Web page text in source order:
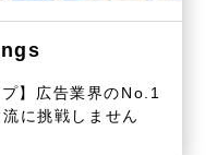
プ】広告業界のNo.1
に挑戦しません